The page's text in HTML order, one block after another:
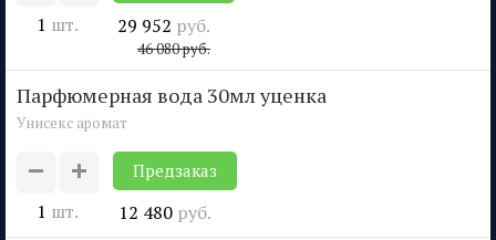
1 шт. 29 952 руб.
46 080руб.
парфюмерная вода 30мл уценка
Унисекс аромат
1 шт.
Предзаказ
12 480 руб.